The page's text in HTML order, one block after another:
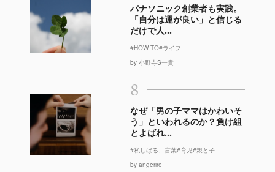
パナソニック創業者も実践。
「自分は運が良い」と信じる
だけで人...
#HOW TO#ライフ
by 小野寺S一貴
8
なぜ「男の子ママはかわいそ
う」といわれるのか？負け組
とよばれ...
#私しばる、言葉#育児#親と子
by angerire